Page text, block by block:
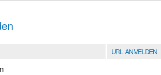
URL ANMELDEN